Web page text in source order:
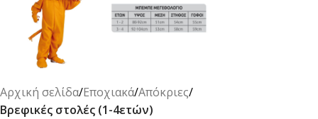
Αρχική σελίδα Εποχιακά Απόκριες
Βρεφικές στολές (1-4ετών)